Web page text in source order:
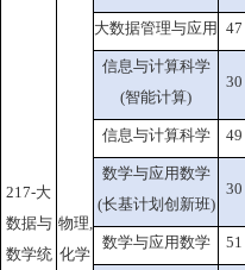
217-大
数据与
数学统
物理,
化学
大数据管理与应用 47
信息与计算科学
(智能计算)
30
信息与计算科学 49
数学与应用数学
(长基计划创新班)
30
数学与应用数学 51